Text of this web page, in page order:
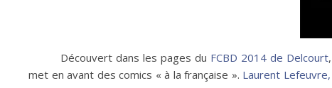
Découvert dans les pages du FCBD 2014 de Delcourt
met en avant des comics « à la française ». Laurent